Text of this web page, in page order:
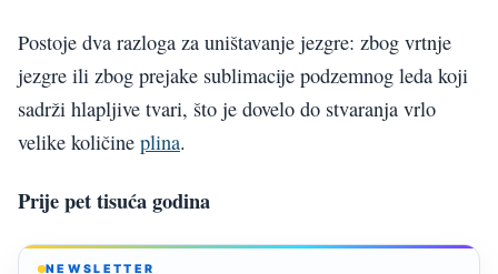
Postoje dva razloga za uništavanje jezgre: zbog vrtnje
jezgre ili zbog prejake sublimacije podzemnog leda koji
sadrži hlapljive tvari, što je dovelo do stvaranja vrlo
velike količine plina.
Prije pet tisuća godina
NEWSLETTER